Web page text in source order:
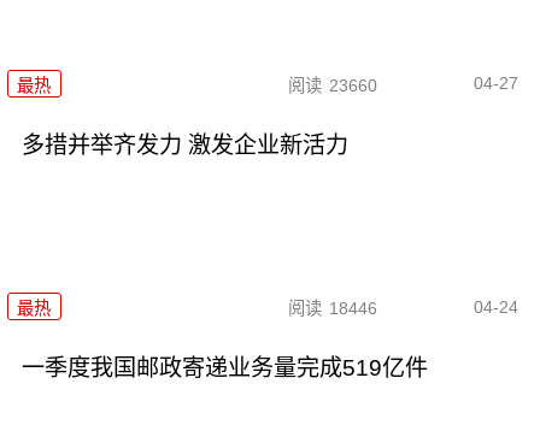
最热 阅读 23660 04-27
多措并举齐发力 激发企业新活力
最热 阅读 18446 04-24
一季度我国邮政寄递业务量完成519亿件